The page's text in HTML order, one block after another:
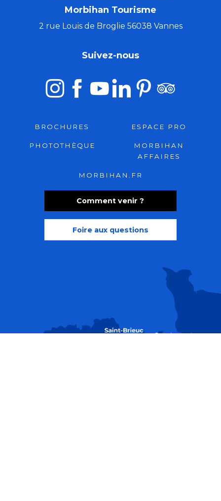
Recherche
Morbihan Tourisme
2 rue Louis de Broglie 56038 Vannes
Comment venir ?
Foire aux questions
Suivez-nous
BROCHURES ESPACE PRO
PHOTOTHÈQUE
MORBIHAN
AFFAIRES
MORBIHAN.FR